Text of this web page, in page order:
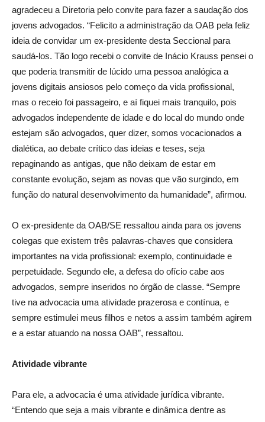
agradeceu a Diretoria pelo convite para fazer a saudação dos
jovens advogados. “Felicito a administração da OAB pela feliz
ideia de convidar um ex-presidente desta Seccional para
saudá-los. Tão logo recebi o convite de Inácio Krauss pensei o
que poderia transmitir de lúcido uma pessoa analógica a
jovens digitais ansiosos pelo começo da vida profissional,
mas o receio foi passageiro, e aí fiquei mais tranquilo, pois
advogados independente de idade e do local do mundo onde
estejam são advogados, quer dizer, somos vocacionados a
dialética, ao debate crítico das ideias e teses, seja
repaginando as antigas, que não deixam de estar em
constante evolução, sejam as novas que vão surgindo, em
função do natural desenvolvimento da humanidade”, afirmou.
O ex-presidente da OAB/SE ressaltou ainda para os jovens
colegas que existem três palavras-chaves que considera
importantes na vida profissional: exemplo, continuidade e
perpetuidade. Segundo ele, a defesa do ofício cabe aos
advogados, sempre inseridos no órgão de classe. “Sempre
tive na advocacia uma atividade prazerosa e contínua, e
sempre estimulei meus filhos e netos a assim também agirem
e a estar atuando na nossa OAB”, ressaltou.
Atividade vibrante
Para ele, a advocacia é uma atividade jurídica vibrante.
“Entendo que seja a mais vibrante e dinâmica dentre as